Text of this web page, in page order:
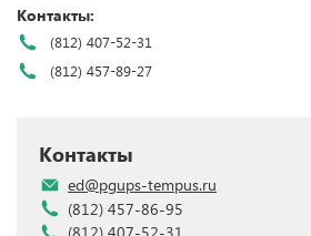
Контакты:
(812) 407-52-31
(812) 457-89-27
Контакты
ed@pgups-tempus.ru
(812) 457-86-95